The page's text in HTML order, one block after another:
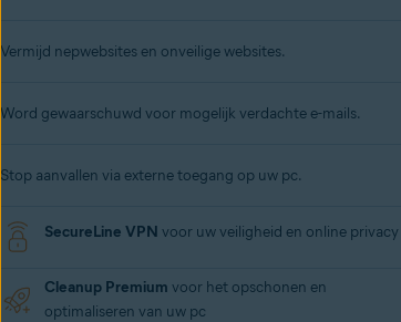
Vermijd nepwebsites en onveilige websites.
Word gewaarschuwd voor mogelijk verdachte e-mails.
Stop aanvallen via externe toegang op uw pc.
SecureLine VPN voor uw veiligheid en online privacy
Cleanup Premium voor het opschonen en
optimaliseren van uw pc